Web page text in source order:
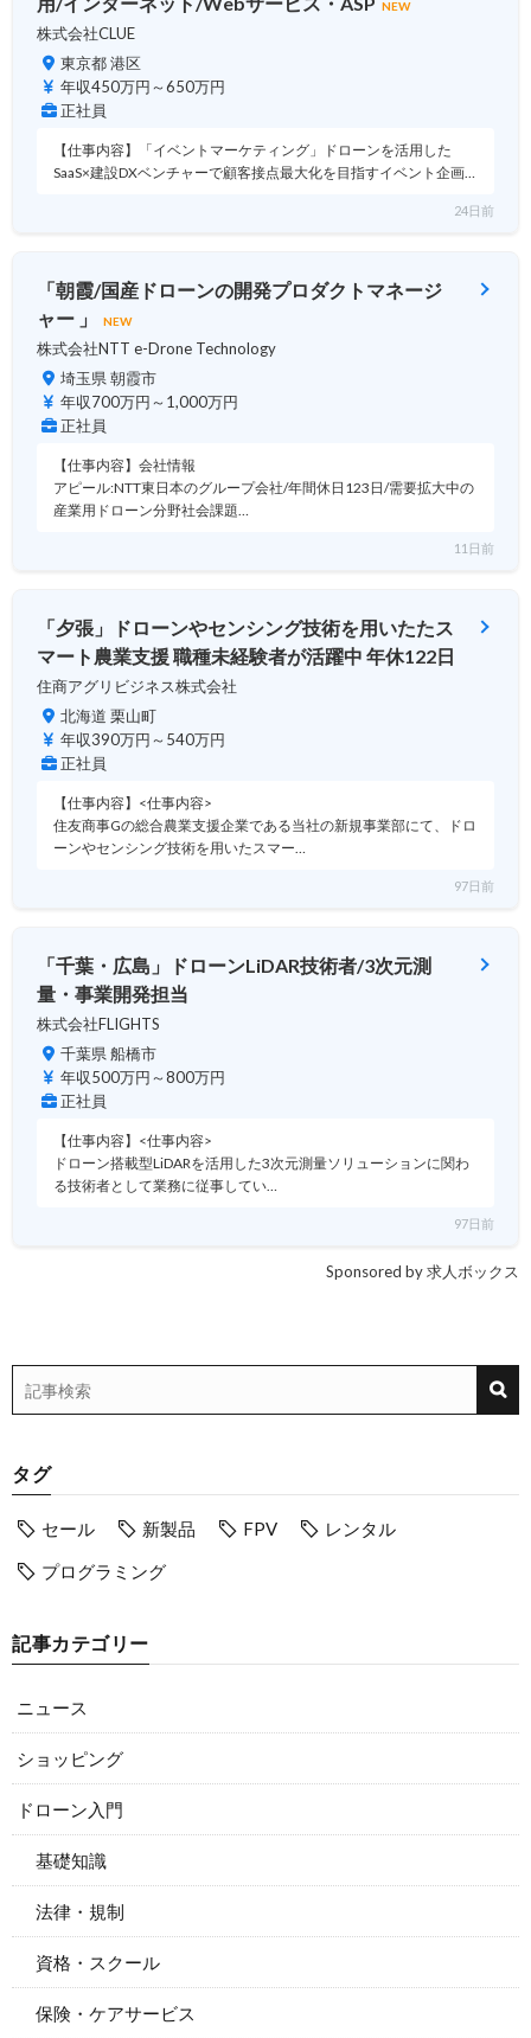
NEW
株式会社CLUE
東京都 港区
年収450万円～650万円
正社員
【仕事内容】「イベントマーケティング」ドローンを活用した
SaaS×建設DXベンチャーで顧客接点最大化を目指すイベント企画…
24日前
「朝霞/国産ドローンの開発プロダクトマネージ
ャー 」
NEW
株式会社NTT e-Drone Technology
埼玉県 朝霞市
年収700万円～1,000万円
正社員
【仕事内容】会社情報
アピール:NTT東日本のグループ会社/年間休日123日/需要拡大中の
産業用ドローン分野社会課題…
11日前
「夕張」ドローンやセンシング技術を用いたたス
マート農業支援 職種未経験者が活躍中 年休122日
住商アグリビジネス株式会社
北海道 栗山町
年収390万円～540万円
正社員
【仕事内容】<仕事内容>
住友商事Gの総合農業支援企業である当社の新規事業部にて、ドロ
ーンやセンシング技術を用いたスマー…
97日前
「千葉・広島」ドローンLiDAR技術者/3次元測
量・事業開発担当
株式会社FLIGHTS
千葉県 船橋市
年収500万円～800万円
正社員
【仕事内容】<仕事内容>
ドローン搭載型LiDARを活用した3次元測量ソリューションに関わ
る技術者として業務に従事してい…
97日前
Sponsored by 求人ボックス
タグ
セール 新製品 FPV
レンタル
プログラミング
記事カテゴリー
ニュース
ショッピング
ドローン入門
基礎知識
法律・規制
資格・スクール
保険・ケアサービス